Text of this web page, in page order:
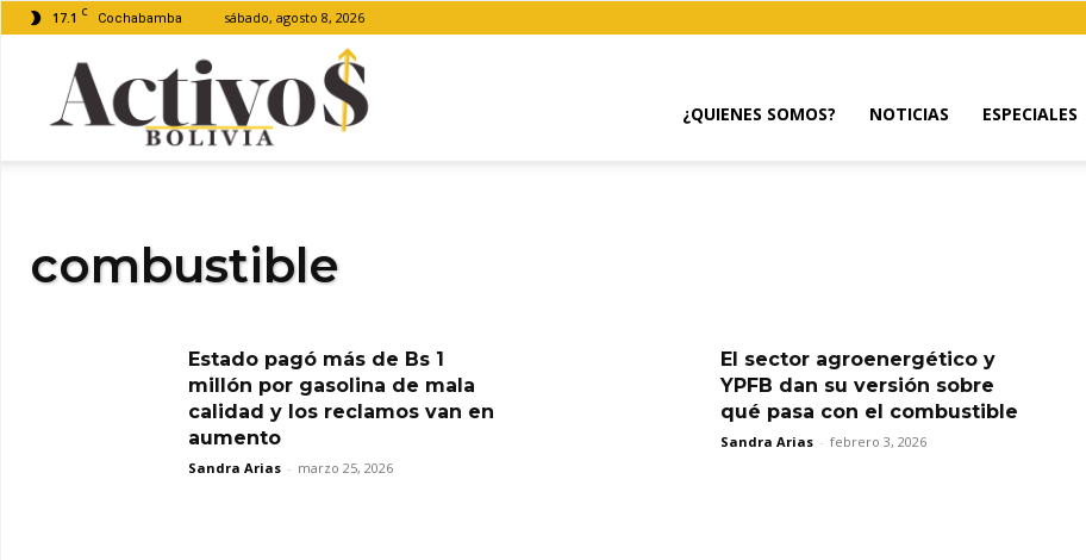
17.1 C Cochabamba sábado, agosto 8, 2026
¿QUIENES SOMOS? NOTICIAS ESPECIALES
combustible
Estado pagó más de Bs 1
millón por gasolina de mala
calidad y los reclamos van en
aumento
Sandra Arias - marzo 25, 2026
El sector agroenergético y
YPFB dan su versión sobre
qué pasa con el combustible
Sandra Arias - febrero 3, 2026